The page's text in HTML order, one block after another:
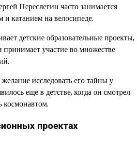
Переслегин часто занимается
и катанием на велосипеде.
детские образовательные проекты,
участие во множестве
исследовать его тайны у
еще в детстве, когда он смотрел
космонавтом.
проектах